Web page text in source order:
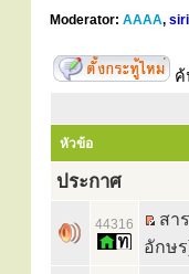
Moderator: AAAA,
ค้
หัวข้อ
ประกาศ
44316
สา
อักษ